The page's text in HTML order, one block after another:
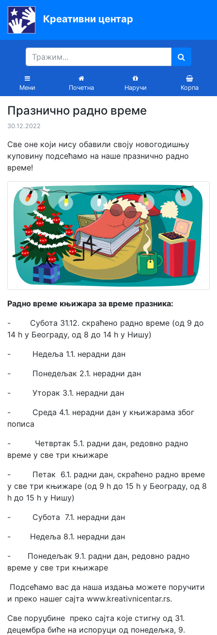
Креативни центар
Мени Почетна Наручи Корпа
Почетна
Књиге
Уџбеници
вртиће
Акције
Блог
Latinica
Мој
налог
Празнично радно време
30.12.2022
Све оне који нису обавили своју новогодишњу
куповину подсећамо на наше празнично радно
време!
Радно време књижара за време празника:
- Субота 31.12. скраћено радно време (од 9 до
14 h у Београду, од 8 до 14 h у Нишу)
- Недеља 1.1. нерадни дан
- Понедељак 2.1. нерадни дан
- Уторак 3.1. нерадни дан
- Среда 4.1. нерадни дан у књижарама збoг
пописа
- Четвртак 5.1. радни дан, редовно радно
време у све три књижаре
- Петак 6.1. радни дан, скраћено радно време
у све три књижаре (од 9 h до 15 h у Београду, од 8
h до 15 h у Нишу)
- Субота 7.1. нерадни дан
- Недеља 8.1. нерадни дан
- Понедељак 9.1. радни дан, редовно радно
време у све три књижаре
Подсећамо вас да наша издања можете поручити
и преко нашег сајта www.kreativnicentar.rs.
Све поруџбине преко сајта које стигну од 31.
децембра биће на испоруци од понедељка, 9.